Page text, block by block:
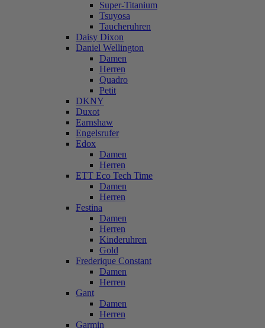
Super-Titanium
Tsuyosa
Taucheruhren
Daisy Dixon
Daniel Wellington
Damen
Herren
Quadro
Petit
DKNY
Duxot
Earnshaw
Engelsrufer
Edox
Damen
Herren
ETT Eco Tech Time
Damen
Herren
Festina
Damen
Herren
Kinderuhren
Gold
Frederique Constant
Damen
Herren
Gant
Damen
Herren
Garmin